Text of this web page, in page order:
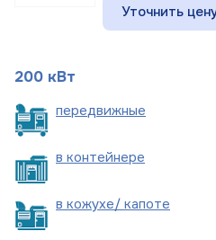
Уточнить
200 кВт
передвижные
в контейнере
в кожухе/ капоте